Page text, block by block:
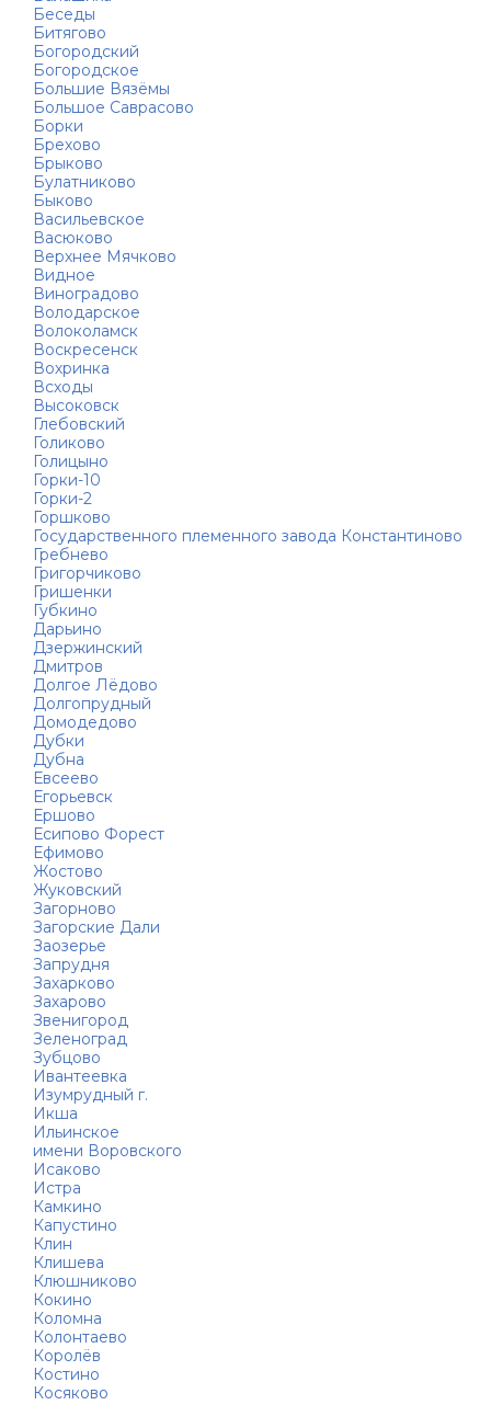
Беседы
Битягово
Богородский
Богородское
Большие Вязёмы
Большое Саврасово
Борки
Брехово
Брыково
Булатниково
Быково
Васильевское
Васюково
Верхнее Мячково
Видное
Виноградово
Володарское
Волоколамск
Воскресенск
Вохринка
Всходы
Высоковск
Глебовский
Голиково
Голицыно
Горки-10
Горки-2
Горшково
Государственного племенного завода Константиново
Гребнево
Григорчиково
Гришенки
Губкино
Дарьино
Дзержинский
Дмитров
Долгое Лёдово
Долгопрудный
Домодедово
Дубки
Дубна
Евсеево
Егорьевск
Ершово
Есипово Форест
Ефимово
Жостово
Жуковский
Загорново
Загорские Дали
Заозерье
Запрудня
Захарково
Захарово
Звенигород
Зеленоград
Зубцово
Ивантеевка
Изумрудный г.
Икша
Ильинское
имени Воровского
Исаково
Истра
Камкино
Капустино
Клин
Клишева
Клюшниково
Кокино
Коломна
Колонтаево
Королёв
Костино
Косяково